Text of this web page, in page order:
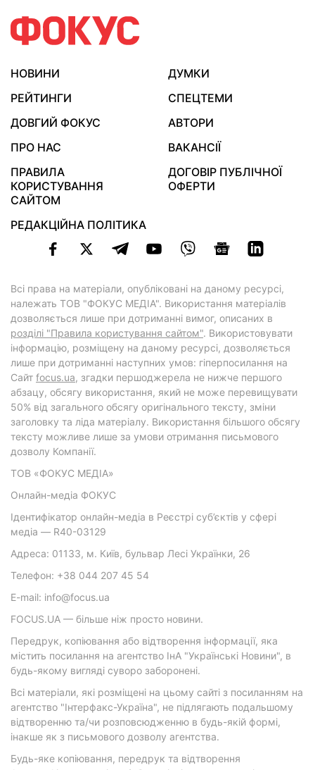
НОВИНИ
ДУМКИ
РЕЙТИНГИ
СПЕЦТЕМИ
ДОВГИЙ ФОКУС
АВТОРИ
ПРО НАС
ВАКАНСІЇ
ПРАВИЛА
КОРИСТУВАННЯ
САЙТОМ
ДОГОВІР ПУБЛІЧНОЇ
ОФЕРТИ
РЕДАКЦІЙНА ПОЛІТИКА
Всі права на матеріали, опубліковані на даному ресурсі,
належать ТОВ "ФОКУС МЕДІА". Використання матеріалів
дозволяється лише при дотриманні вимог, описаних в
розділі "Правила користування сайтом". Використовувати
інформацію, розміщену на даному ресурсі, дозволяється
лише при дотриманні наступних умов: гіперпосилання на
Cайт focus.ua, згадки першоджерела не нижче першого
абзацу, обсягу використання, який не може перевищувати
50% від загального обсягу оригінального тексту, зміни
заголовку та ліда матеріалу. Використання більшого обсягу
тексту можливе лише за умови отримання письмового
дозволу Компанії.
ТОВ «ФОКУС МЕДІА»
Онлайн-медіа ФОКУС
Ідентифікатор онлайн-медіа в Реєстрі суб’єктів у сфері
медіа — R40-03129
Адреса: 01133, м. Київ, бульвар Лесі Українки, 26
Телефон: +38 044 207 45 54
E-mail: info@focus.ua
FOCUS.UA — більше ніж просто новини.
Передрук, копіювання або відтворення інформації, яка
містить посилання на агентство ІнА "Українські Новини", в
будь-якому вигляді суворо заборонені.
Всі матеріали, які розміщені на цьому сайті з посиланням на
агентство "Інтерфакс-Україна", не підлягають подальшому
відтворенню та/чи розповсюдженню в будь-якій формі,
інакше як з письмового дозволу агентства.
Будь-яке копіювання, передрук та відтворення